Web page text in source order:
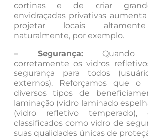
cortinas e de criar
envidraçadas privativas
projetar locais
naturalmente, por exemplo.
– Segurança: Quando
corretamente os vidros
segurança para todos
externos). Reforçamos que o
diversos tipos de
laminação (vidro laminado
(vidro refletivo temperado),
classificados como vidro de
suas qualidades únicas de